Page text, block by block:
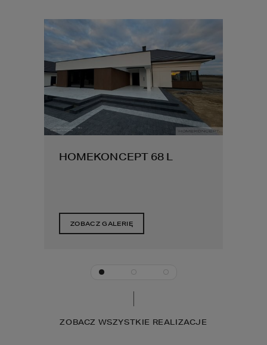
HOMEKONCEPT 37
ZOBACZ WSZYSTKIE REALIZACJE